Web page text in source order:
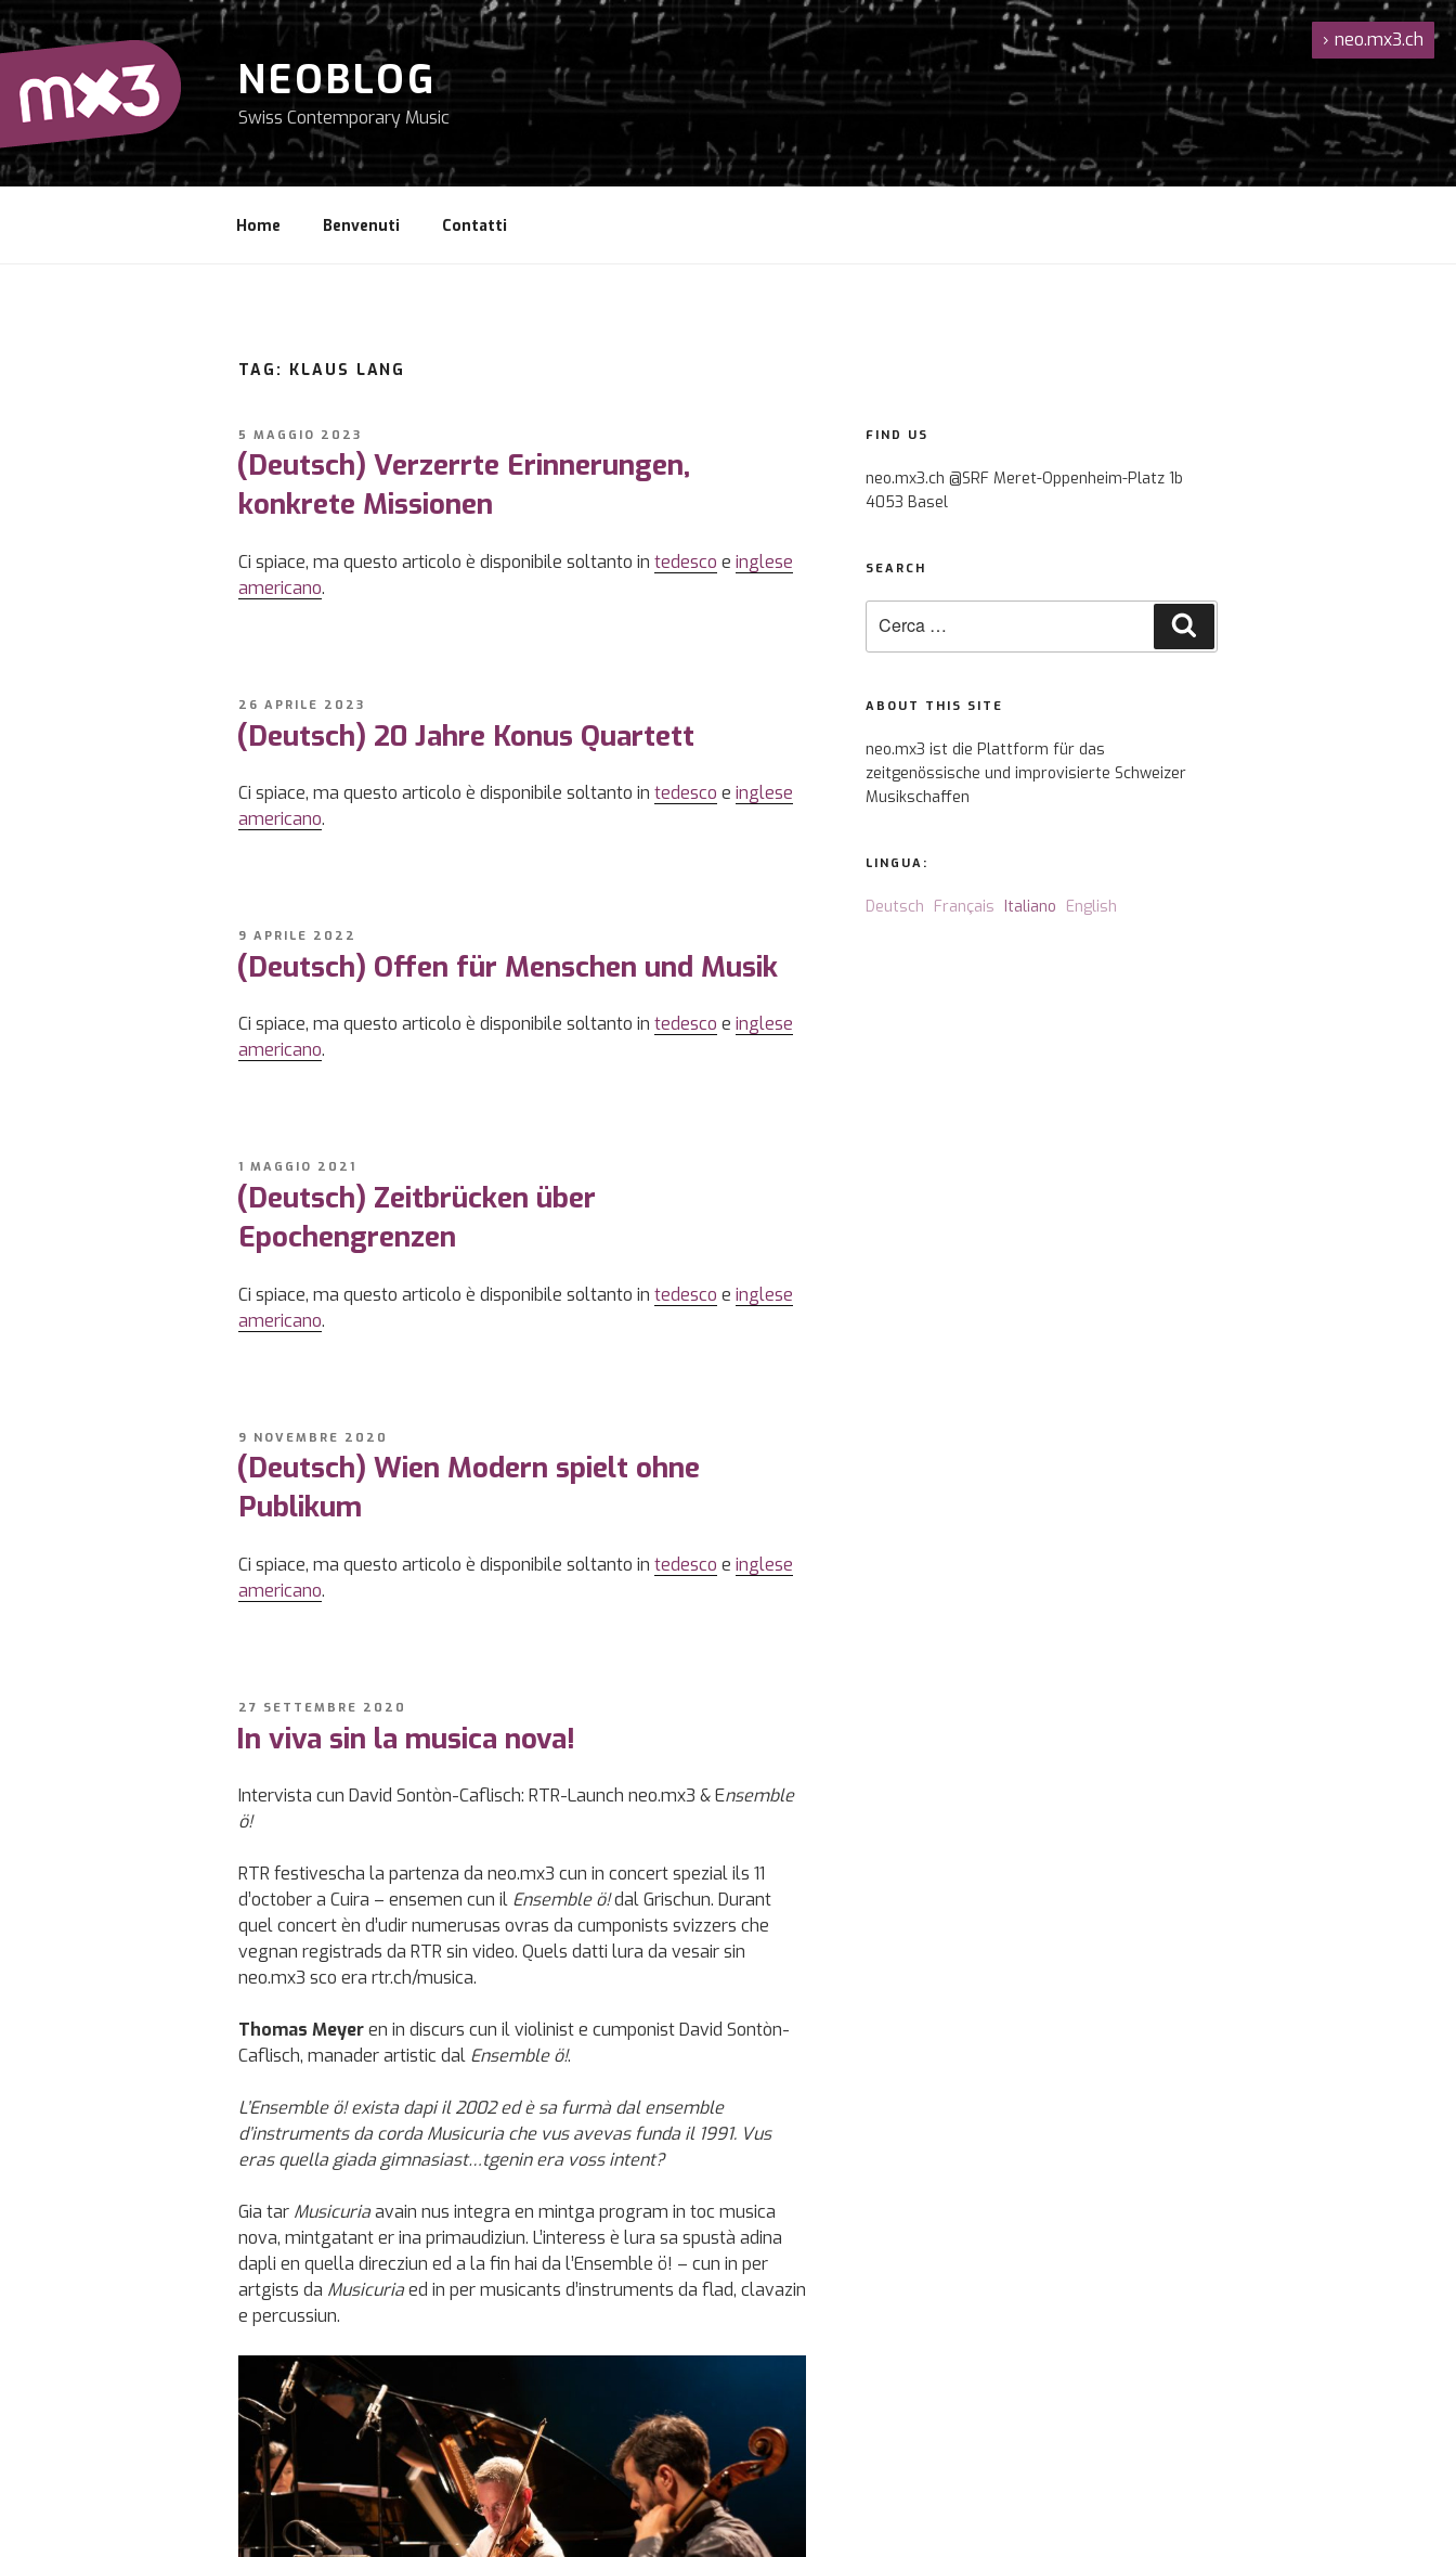
Salta
al
NEOBLOG
Swiss Contemporary Music
Home Benvenuti Contatti
› neo.mx3.ch
TAG: KLAUS LANG
PUBBLICATO
IL
5 MAGGIO 2023
(Deutsch) Verzerrte Erinnerungen,
konkrete Missionen
Ci spiace, ma questo articolo è disponibile soltanto in tedesco e inglese
americano.
PUBBLICATO
IL
26 APRILE 2023
(Deutsch) 20 Jahre Konus Quartett
Ci spiace, ma questo articolo è disponibile soltanto in tedesco e inglese
americano.
PUBBLICATO
IL
9 APRILE 2022
(Deutsch) Offen für Menschen und Musik
Ci spiace, ma questo articolo è disponibile soltanto in tedesco e inglese
americano.
PUBBLICATO
IL
1 MAGGIO 2021
(Deutsch) Zeitbrücken über
Epochengrenzen
Ci spiace, ma questo articolo è disponibile soltanto in tedesco e inglese
americano.
PUBBLICATO
IL
9 NOVEMBRE 2020
(Deutsch) Wien Modern spielt ohne
Publikum
Ci spiace, ma questo articolo è disponibile soltanto in tedesco e inglese
americano.
PUBBLICATO
IL
27 SETTEMBRE 2020
In viva sin la musica nova!
Intervista cun David Sontòn-Caflisch: RTR-Launch neo.mx3 & Ensemble
ö!
RTR festivescha la partenza da neo.mx3 cun in concert spezial ils 11
d’october a Cuira – ensemen cun il Ensemble ö!dal Grischun. Durant
quel concert èn d’udir numerusas ovras da cumponists svizzers che
vegnan registrads da RTR sin video. Quels datti lura da vesair sin
neo.mx3 sco era rtr.ch/musica.
Thomas Meyeren in discurs cun il violinist e cumponist David Sontòn-
Caflisch, manader artistic dal Ensemble ö!.
L’Ensemble ö! exista dapi il 2002 ed è sa furmà dal ensemble
d’instruments da corda Musicuria che vus avevas funda il 1991. Vus
eras quella giada gimnasiast…tgenin era voss intent?
Gia tar Musicuriaavain nus integra en mintga program in toc musica
nova, mintgatant er ina primaudiziun. L’interess è lura sa spustà adina
dapli en quella direcziun ed a la fin hai da l’Ensemble ö! – cun in per
artgists da Musicuriaed in per musicants d’instruments da flad, clavazin
e percussiun.
FIND US
neo.mx3.ch @SRF Meret-Oppenheim-Platz 1b
4053 Basel
SEARCH
ABOUT THIS SITE
neo.mx3 ist die Plattform für das
zeitgenössische und improvisierte Schweizer
Musikschaffen
LINGUA:
Deutsch Français Italiano English